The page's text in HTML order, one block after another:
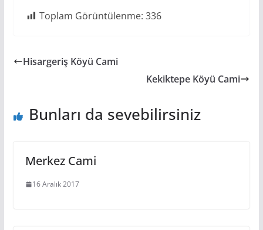
Toplam Görüntülenme: 336
Hisargeriş Köyü Cami
Kekiktepe Köyü Cami
Bunları da sevebilirsiniz
Merkez Cami
16 Aralık 2017